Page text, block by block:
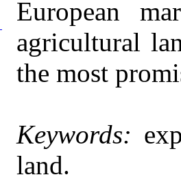
European
agricultural
the most
Keywords:
land.